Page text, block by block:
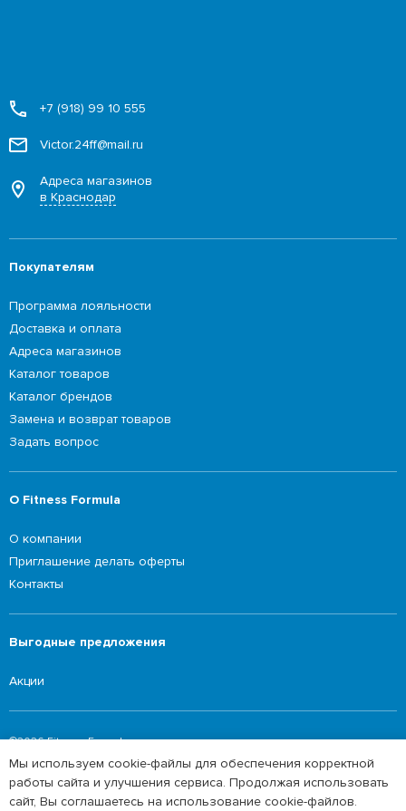
+7 (918) 99 10 555
Victor.24ff@mail.ru
Адреса магазинов
в Краснодар
Покупателям
Программа лояльности
Доставка и оплата
Адреса магазинов
Каталог товаров
Каталог брендов
Замена и возврат товаров
Задать вопрос
О Fitness Formula
О компании
Приглашение делать оферты
Контакты
Выгодные предложения
Акции
©2026 Fitness Formula
Политика обработки персональных данных
Мы используем cookie-файлы для обеспечения корректной
работы сайта и улучшения сервиса. Продолжая использовать
сайт, Вы соглашаетесь на использование cookie-файлов.